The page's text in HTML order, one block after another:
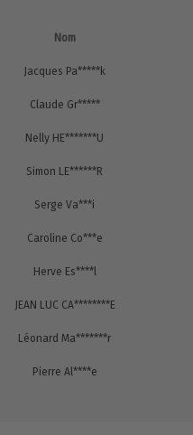
Nom
Jacques Pa*****k
Claude Gr*****
Nelly HE*******U
Simon LE******R
Serge Va***i
Caroline Co***e
Herve Es****l
JEAN LUC CA********E
Léonard Ma*******r
Pierre Al****e